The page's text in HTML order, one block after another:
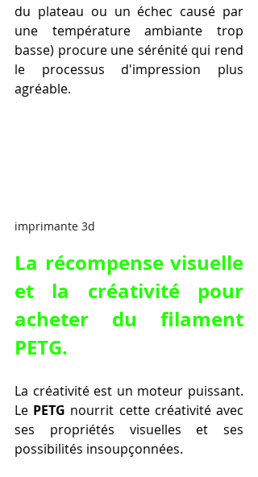
du plateau ou un échec causé par
une température ambiante trop
basse) procure une sérénité qui rend
le processus d'impression plus
agréable.
imprimante 3d
La récompense visuelle
et la créativité pour
acheter du filament
PETG.
La créativité est un moteur puissant.
Le PETG nourrit cette créativité avec
ses propriétés visuelles et ses
possibilités insoupçonnées.